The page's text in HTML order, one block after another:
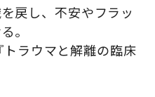
戻し、不安やフラッ
。
ラウマと解離の臨床